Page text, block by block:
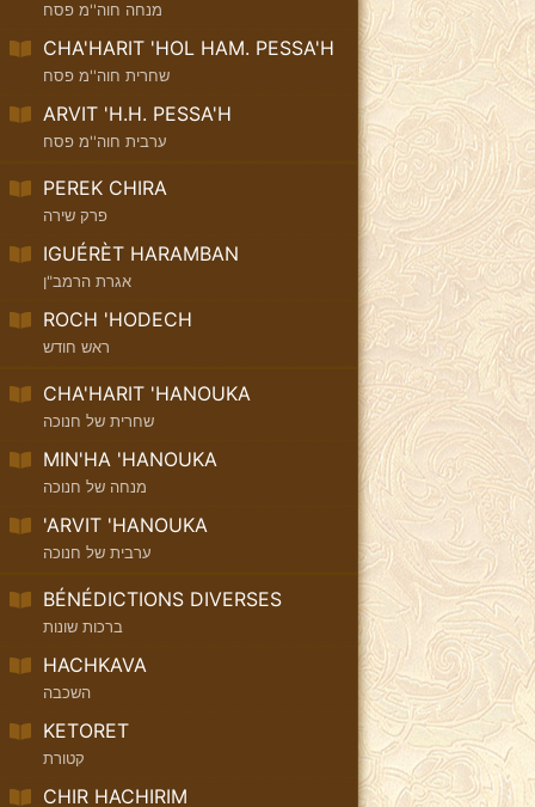
מנחה חוה''מ פסח
CHA'HARIT 'HOL HAM. PESSA'H
שחרית חוה''מ פסח
ARVIT 'H.H. PESSA'H
ערבית חוה''מ פסח
PEREK CHIRA
פרק שירה
IGUÉRÈT HARAMBAN
אגרת הרמב"ן
ROCH 'HODECH
ראש חודש
CHA'HARIT 'HANOUKA
שחרית של חנוכה
MIN'HA 'HANOUKA
מנחה של חנוכה
'ARVIT 'HANOUKA
ערבית של חנוכה
BÉNÉDICTIONS DIVERSES
ברכות שונות
HACHKAVA
השכבה
KETORET
קטורת
CHIR HACHIRIM